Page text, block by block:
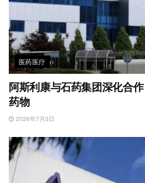
医药医疗
阿斯利康与石药集团深化合
药物
2026年7月3日